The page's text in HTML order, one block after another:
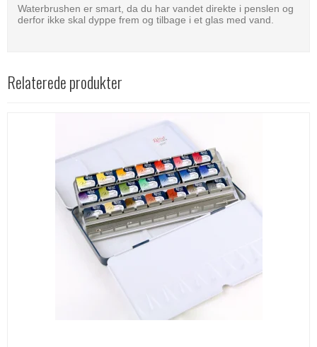
Waterbrushen er smart, da du har vandet direkte i penslen og
derfor ikke skal dyppe frem og tilbage i et glas med vand.
Relaterede produkter